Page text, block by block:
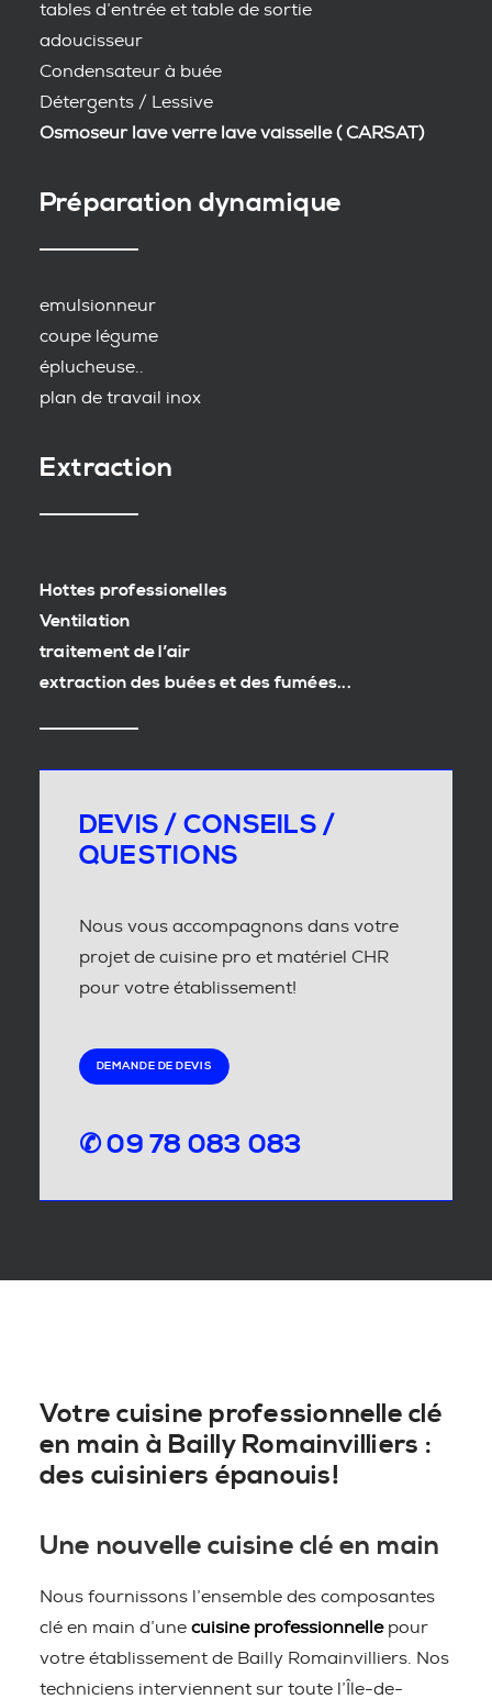
tables d’entrée et table de sortie
adoucisseur
Condensateur à buée
Détergents / Lessive
Osmoseur lave verre lave vaisselle ( CARSAT)
Préparation dynamique
emulsionneur
coupe légume
éplucheuse..
plan de travail inox
Extraction
Hottes professionelles
Ventilation
traitement de l’air
extraction des buées et des fumées...
DEVIS / CONSEILS /
QUESTIONS
Nous vous accompagnons dans votre
projet de cuisine pro et matériel CHR
pour votre établissement!
DEMANDE DE DEVIS
✆ 09 78 083 083
Votre cuisine professionnelle clé
en main à Bailly Romainvilliers :
des cuisiniers épanouis!
Une nouvelle cuisine clé en main
Nous fournissons l’ensemble des composantes
clé en main d’une cuisine professionnellepour
votre établissement de Bailly Romainvilliers. Nos
techniciens interviennent sur toute l’Île-de-